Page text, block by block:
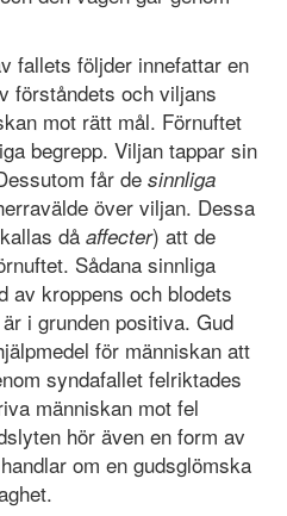
fallets följder innefattar en
förståndets och viljans
mot rätt mål. Förnuftet
begrepp. Viljan tappar sin
får de sinnliga
över viljan. Dessa
då affecter) att de
Sådana sinnliga
av kroppens och blodets
i grunden positiva. Gud
för människan att
syndafallet felriktades
människan mot fel
hör även en form av
om en gudsglömska